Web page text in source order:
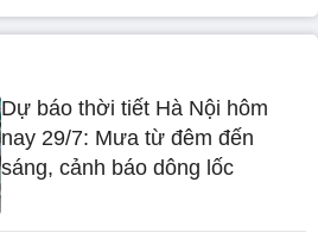
Dự báo thời tiết Hà Nội hôm
nay 29/7: Mưa từ đêm đến
sáng, cảnh báo dông lốc